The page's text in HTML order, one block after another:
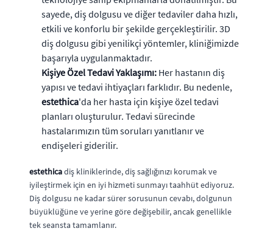
sayede, diş dolgusu ve diğer tedaviler daha hızlı,
etkili ve konforlu bir şekilde gerçekleştirilir. 3D
diş dolgusu gibi yenilikçi yöntemler, kliniğimizde
başarıyla uygulanmaktadır.
Kişiye Özel Tedavi Yaklaşımı: Her hastanın diş
yapısı ve tedavi ihtiyaçları farklıdır. Bu nedenle,
estethica'da her hasta için kişiye özel tedavi
planları oluşturulur. Tedavi sürecinde
hastalarımızın tüm soruları yanıtlanır ve
endişeleri giderilir.
estethicadiş kliniklerinde, diş sağlığınızı korumak ve
iyileştirmek için en iyi hizmeti sunmayı taahhüt ediyoruz.
Diş dolgusu ne kadar sürer sorusunun cevabı, dolgunun
büyüklüğüne ve yerine göre değişebilir, ancak genellikle
tek seansta tamamlanır.